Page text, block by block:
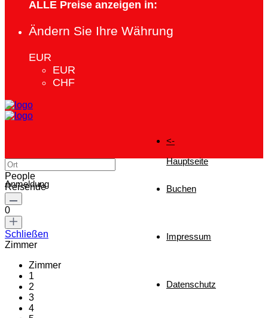
ALLE Preise anzeigen in:
Ändern Sie Ihre Währung
EUR
EUR
CHF
<-
Hauptseite
Buchen
Impressum
Datenschutz
Anmeldung
People
Reisende
0
Schließen
Zimmer
Zimmer
1
2
3
4